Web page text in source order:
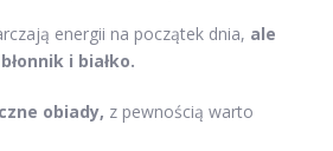
energii na początek dnia, ale
i białko.
obiady, z pewnością warto